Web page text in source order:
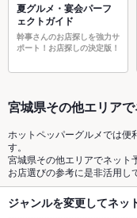
夏グルメ・宴会パーフ
ェクトガイド
幹事さんのお店探しを強力サ
ポート！お店探しの決定版！
宮城県その他エリア
ホットペッパーグルメでは便
す。
宮城県その他エリアでネット
お店選びの参考に是非活用し
ジャンルを変更してネッ